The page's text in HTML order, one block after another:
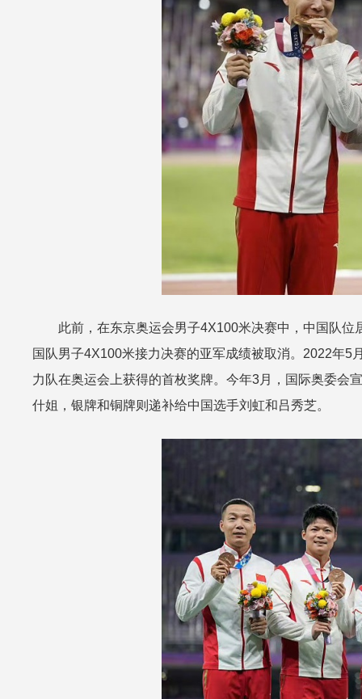
此前，在东京奥运会男子4X100米决赛中，中国队
国队男子4X100米接力决赛的亚军成绩被取消。2022年
力队在奥运会上获得的首枚奖牌。今年3月，国际奥委会
什姐，银牌和铜牌则递补给中国选手刘虹和吕秀芝。